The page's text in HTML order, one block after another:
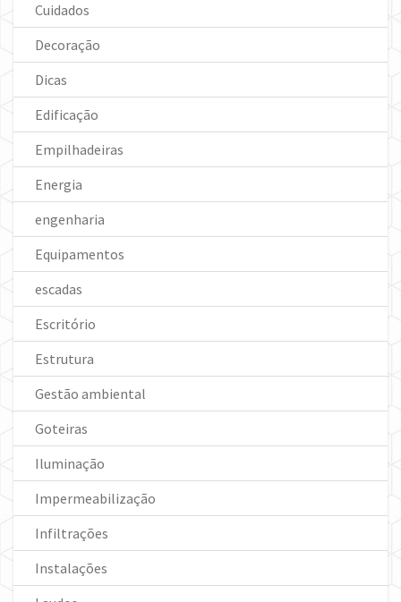
Cuidados
Decoração
Dicas
Edificação
Empilhadeiras
Energia
engenharia
Equipamentos
escadas
Escritório
Estrutura
Gestão ambiental
Goteiras
Iluminação
Impermeabilização
Infiltrações
Instalações